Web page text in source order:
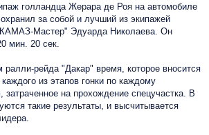
голландца Жерара де Роя на автомобиле
за собой и лучший из экипажей
Мастер" Эдуарда Николаева. Он
мин. 20 сек.
рейда "Дакар" время, которое вносится
из этапов гонки по каждому
затраченное на прохождение спецучастка. В
такие результаты, и высчитывается